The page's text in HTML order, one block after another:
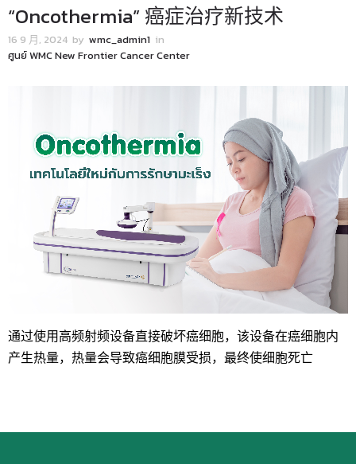
“Oncothermia” 癌症治疗新技术
16 9 月, 2024 by wmc_admin1 in
ศูนย์ WMC New Frontier Cancer Center
通过使用高频射频设备直接破坏癌细胞，该设备在癌细胞内
产生热量，热量会导致癌细胞膜受损，最终使细胞死亡